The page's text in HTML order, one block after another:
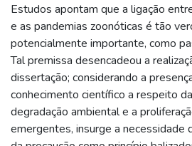
Estudos apontam que a ligação
e as pandemias zoonóticas é tão
potencialmente importante, como
Tal premissa desencadeou a
dissertação; considerando a
conhecimento científico a respeito
degradação ambiental e a
emergentes, insurge a necessidade